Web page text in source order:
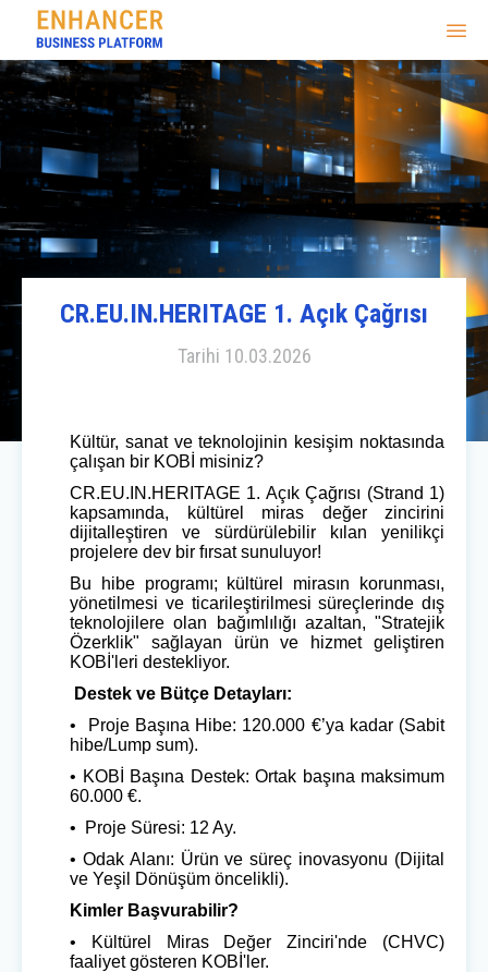
CR.EU.IN.HERITAGE 1. Açık Çağrısı
Tarihi 10.03.2026
Kültür, sanat ve teknolojinin kesişim noktasında
çalışan bir KOBİ misiniz?
CR.EU.IN.HERITAGE 1. Açık Çağrısı (Strand 1)
kapsamında, kültürel miras değer zincirini
dijitalleştiren ve sürdürülebilir kılan yenilikçi
projelere dev bir fırsat sunuluyor!
Bu hibe programı; kültürel mirasın korunması,
yönetilmesi ve ticarileştirilmesi süreçlerinde dış
teknolojilere olan bağımlılığı azaltan, "Stratejik
Özerklik" sağlayan ürün ve hizmet geliştiren
KOBİ'leri destekliyor.
Destek ve Bütçe Detayları:
• Proje Başına Hibe: 120.000 €’ya kadar (Sabit
hibe/Lump sum).
• KOB
Başına Destek: Ortak başına maksimum
60.000 €.
• Proje Süresi: 12 Ay.
• Odak Alanı: Ürün ve süreç inovasyonu (Dijital
ve Yeşil Dönüşüm öncelikli).
Kimler Başvurabilir?
• Kültürel Miras Değer Zinciri'nde (CHVC)
faaliyet gösteren KOBİ'ler.